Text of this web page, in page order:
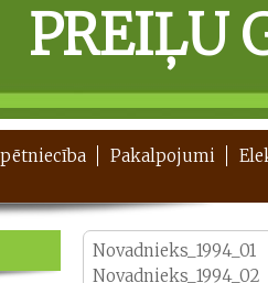
PREIĻU
Pakalpojumi
Novadnieks_1994_01
Novadnieks_1994_02